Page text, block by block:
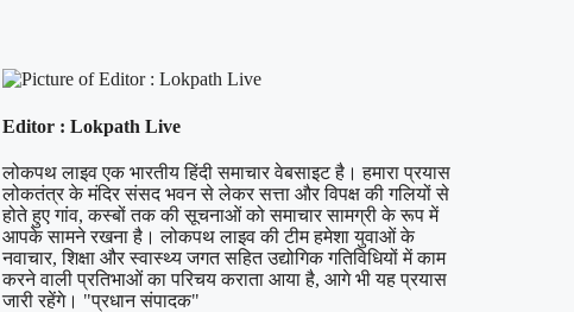
Editor : Lokpath Live
लोकपथ लाइव एक भारतीय हिंदी समाचार वेबसाइट है। हमारा प्रयास
लोकतंत्र के मंदिर संसद भवन से लेकर सत्ता और विपक्ष की गलियों से
होते हुए गांव, कस्बों तक की सूचनाओं को समाचार सामग्री के रूप में
आपके सामने रखना है। लोकपथ लाइव की टीम हमेशा युवाओं के
नवाचार, शिक्षा और स्वास्थ्य जगत सहित उद्योगिक गतिविधियों में काम
करने वाली प्रतिभाओं का परिचय कराता आया है, आगे भी यह प्रयास
जारी रहेंगे। "प्रधान संपादक"